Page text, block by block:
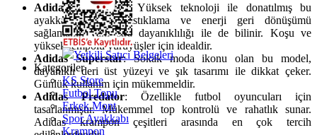
Adidas Ultraboost: Yüksek teknoloji ile donatılmış bu
ayakkabı, üstün yastıklama ve enerji geri dönüşümü
sağlamanın yanı sıra dayanıklılığı ile de bilinir. Koşu ve
yüksek tempolu yürüyüşler için idealdir.
Adidas Superstar: Sokak moda ikonu olan bu model,
dayanıklı deri üst yüzeyi ve şık tasarımı ile dikkat çeker.
Günlük kullanım için mükemmeldir.
Adidas Predator: Özellikle futbol oyuncuları için
tasarlanmıştır. Mükemmel top kontrolü ve rahatlık sunar.
Adidas krampon çeşitleri arasında en çok tercih
Yetkili Satıcı Belgeleri
Kategoriler
KS Store
Futbol Topu
Erkek Mont
Spor Ayakkabı
Krampon